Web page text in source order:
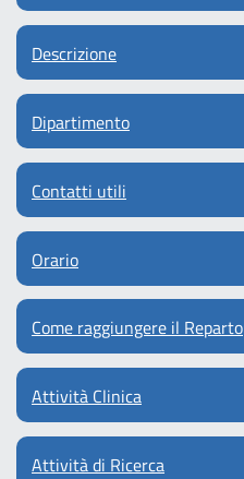
Descrizione
Dipartimento
Contatti utili
Orario
Come raggiungere il Reparto
Attività Clinica
Attività di Ricerca